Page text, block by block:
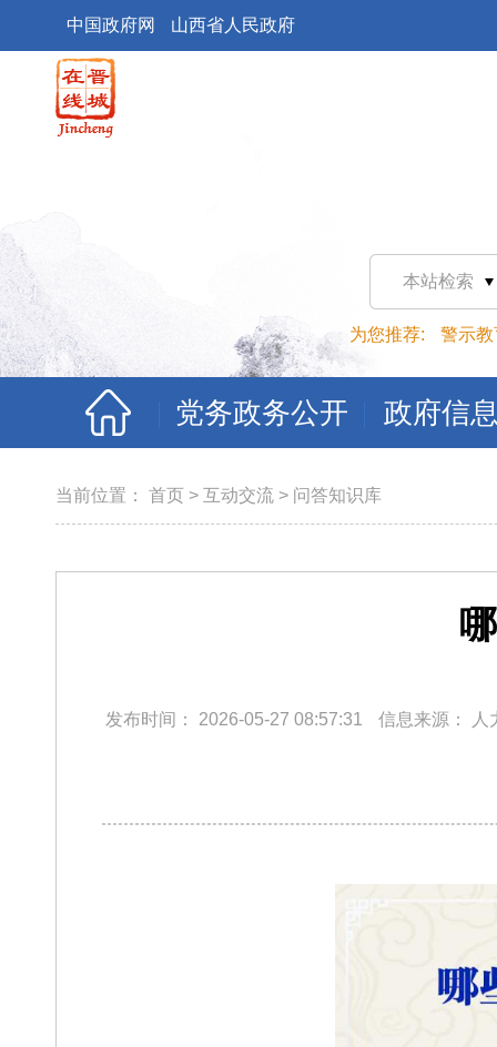
中国政府网 山西省人民政府
本站检索
为您推荐: 警示教
党务政务公开 政府信
当前位置： 首页 > 互动交流 > 问答知识库
发布时间： 2026-05-27 08:57:31 信息来源： 人